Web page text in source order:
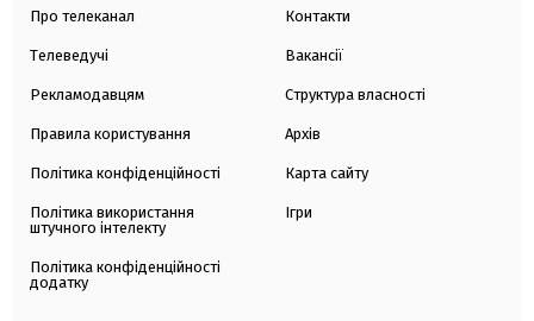
Про телеканал
Телеведучі
Рекламодавцям
Правила користування
Політика конфіденційності
Політика використання
штучного інтелекту
Політика конфіденційності
додатку
Контакти
Вакансії
Структура власності
Архів
Карта сайту
Ігри